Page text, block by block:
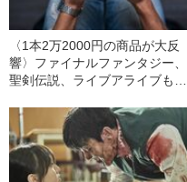
〈1本2万2000円の商品が大反
響〉ファイナルファンタジー、
聖剣伝説、ライブアライブも…
マスター作品を量産しまくる“納
得の理由”とは